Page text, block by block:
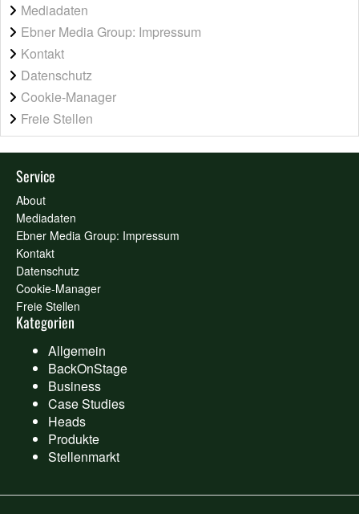
Mediadaten
Ebner Media Group: Impressum
Kontakt
Datenschutz
Cookie-Manager
Freie Stellen
Service
About
Mediadaten
Ebner Media Group: Impressum
Kontakt
Datenschutz
Cookie-Manager
Freie Stellen
Kategorien
Allgemein
BackOnStage
Business
Case Studies
Heads
Produkte
Stellenmarkt